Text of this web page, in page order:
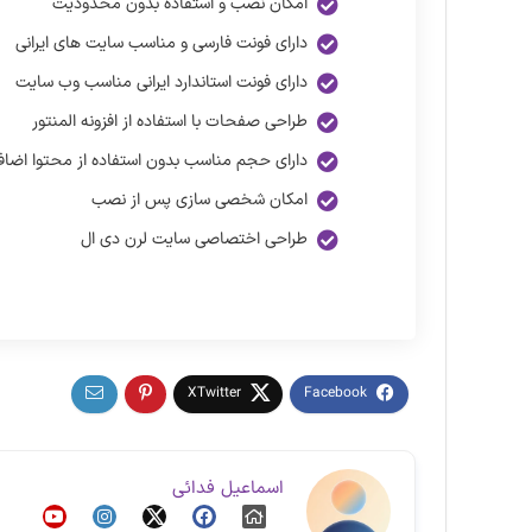
دارای فونت فارسی و مناسب سایت های ایرانی
دارای فونت استاندارد ایرانی مناسب وب سایت
طراحی صفحات با استفاده از افزونه المنتور
دارای حجم مناسب بدون استفاده از محتوا
امکان شخصی سازی پس از نصب
طراحی اختصاصی سایت لرن دی ال
اسماعیل فدائی